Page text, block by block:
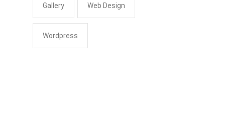
Gallery Web Design
Wordpress